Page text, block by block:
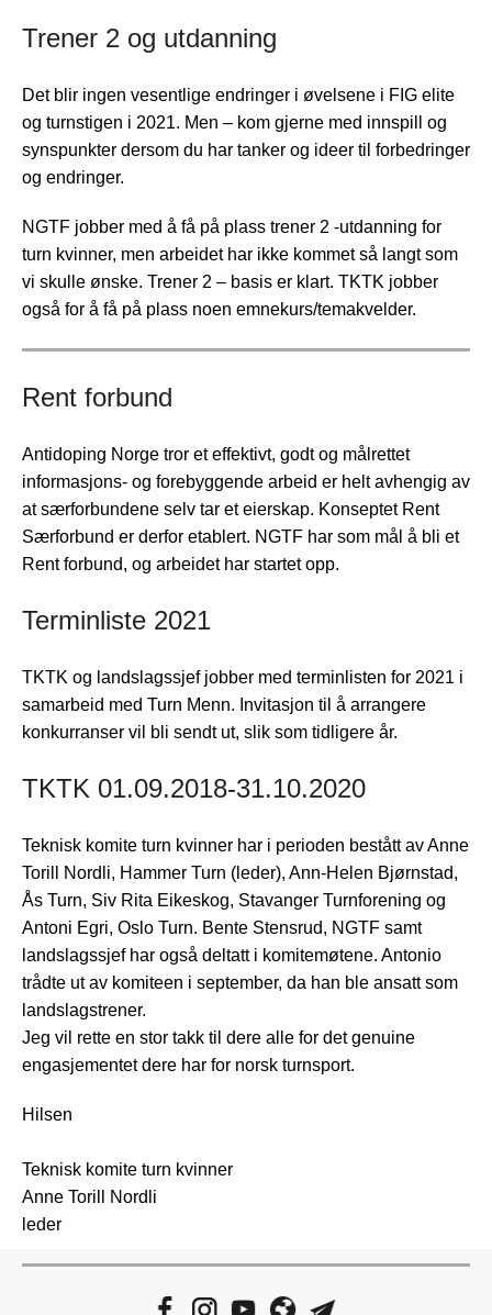
Trener 2 og utdanning
Det blir ingen vesentlige endringer i øvelsene i FIG elite
og turnstigen i 2021. Men – kom gjerne med innspill og
synspunkter dersom du har tanker og ideer til forbedringer
og endringer.
NGTF jobber med å få på plass trener 2 -utdanning for
turn kvinner, men arbeidet har ikke kommet så langt som
vi skulle ønske. Trener 2 – basis er klart. TKTK jobber
også for å få på plass noen emnekurs/temakvelder.
Rent forbund
Antidoping Norge tror et effektivt, godt og målrettet
informasjons- og forebyggende arbeid er helt avhengig av
at særforbundene selv tar et eierskap. Konseptet Rent
Særforbund er derfor etablert. NGTF har som mål å bli et
Rent forbund, og arbeidet har startet opp.
Terminliste 2021
TKTK og landslagssjef jobber med terminlisten for 2021 i
samarbeid med Turn Menn. Invitasjon til å arrangere
konkurranser vil bli sendt ut, slik som tidligere år.
TKTK 01.09.2018-31.10.2020
Teknisk komite turn kvinner har i perioden bestått av Anne
Torill Nordli, Hammer Turn (leder), Ann-Helen Bjørnstad,
Ås Turn, Siv Rita Eikeskog, Stavanger Turnforening og
Antoni Egri, Oslo Turn. Bente Stensrud, NGTF samt
landslagssjef har også deltatt i komitemøtene. Antonio
trådte ut av komiteen i september, da han ble ansatt som
landslagstrener.
Jeg vil rette en stor takk til dere alle for det genuine
engasjementet dere har for norsk turnsport.
Hilsen
Teknisk komite turn kvinner
Anne Torill Nordli
leder